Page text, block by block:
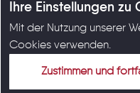
Ihre Einstellungen
Mit der Nutzung unserer
Cookies verwenden.
Zustimmen und
© Copyright LEBO GmbH
Karriere